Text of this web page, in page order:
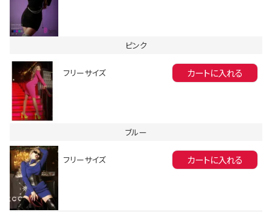
ピンク
フリーサイズ カートに入れる
ブルー
フリーサイズ カートに入れる